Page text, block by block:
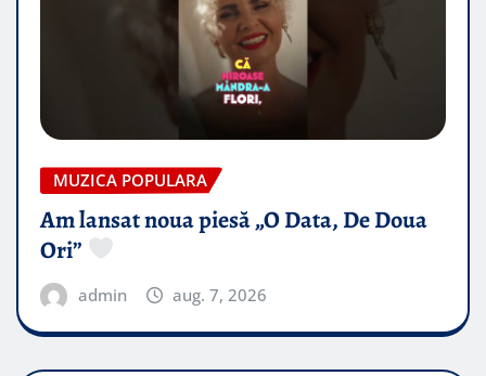
MUZICA POPULARA
Am lansat noua piesă „O Data, De Doua
Ori”
admin aug. 7, 2026